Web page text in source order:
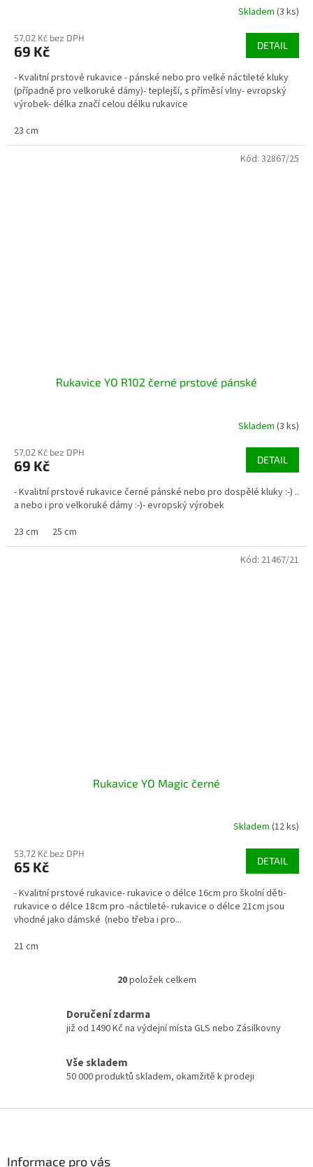
Skladem (3 ks)
57,02 Kč bez DPH
69 Kč DETAIL
- Kvalitní prstové rukavice - pánské nebo pro velké náctileté kluky
(případně pro velkoruké dámy)- teplejší, s příměsí vlny- evropský
výrobek- délka značí celou délku rukavice
23 cm
Rukavice YO R102 černé prstové pánské
Skladem (3 ks)
57,02 Kč bez DPH
69 Kč DETAIL
- Kvalitní prstové rukavice černé pánské nebo pro dospělé kluky :-) ..
a nebo i pro velkoruké dámy :-)- evropský výrobek
23 cm
25 cm
Kód: 32867/25
Rukavice YO Magic černé
Skladem (12 ks)
53,72 Kč bez DPH
65 Kč DETAIL
- Kvalitní prstové rukavice- rukavice o délce 16cm pro školní děti-
rukavice o délce 18cm pro -náctileté- rukavice o délce 21cm jsou
vhodné jako dámské (nebo třeba i pro...
21 cm
Kód: 21467/21
O
á
í
r
20položek celkem
Doručení zdarma
již od 1490 Kč na výdejní místa GLS nebo Zásilkovny
Vše skladem
50 000 produktů skladem, okamžitě k prodeji
Informace pro vás